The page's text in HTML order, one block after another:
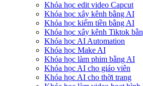
Khóa học edit video Capcut
Khóa học xây kênh bằng AI
Khóa học kiếm tiền bằng AI
Khóa học xây kênh Tiktok
Khóa học AI Automation
Khóa học Make AI
Khóa học làm phim bằng AI
Khóa học AI cho giáo viên
Khóa học AI cho thời trang